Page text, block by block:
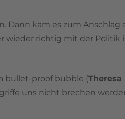
Dann kam es zum Anschlag
wieder richtig mit der Politik
bullet-proof bubble (Theresa
uns nicht brechen